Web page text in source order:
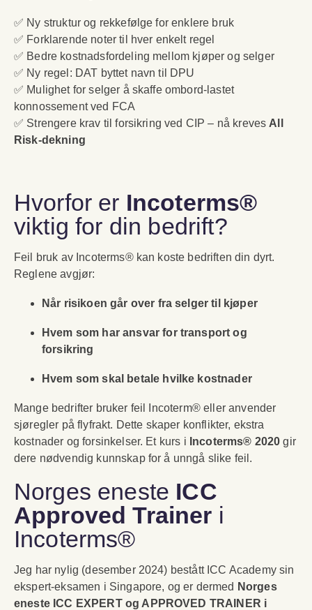
✅ Ny struktur og rekkefølge for enklere bruk
✅ Forklarende noter til hver enkelt regel
✅ Bedre kostnadsfordeling mellom kjøper og selger
✅ Ny regel: DAT byttet navn til DPU
✅ Mulighet for selger å skaffe ombord-lastet
konnossement ved FCA
✅ Strengere krav til forsikring ved CIP – nå kreves All
Risk-dekning
Hvorfor er Incoterms®
viktig for din bedrift?
Feil bruk av Incoterms® kan koste bedriften din dyrt.
Reglene avgjør:
Når risikoen går over fra selger til kjøper
Hvem som har ansvar for transport og
forsikring
Hvem som skal betale hvilke kostnader
Mange bedrifter bruker feil Incoterm® eller anvender
sjøregler på flyfrakt. Dette skaper konflikter, ekstra
kostnader og forsinkelser. Et kurs i Incoterms® 2020 gir
dere nødvendig kunnskap for å unngå slike feil.
Norges eneste ICC
Approved Trainer i
Incoterms®
Jeg har nylig (desember 2024) bestått ICC Academy sin
ekspert-eksamen i Singapore, og er dermed Norges
eneste ICC EXPERT og APPROVED TRAINER i